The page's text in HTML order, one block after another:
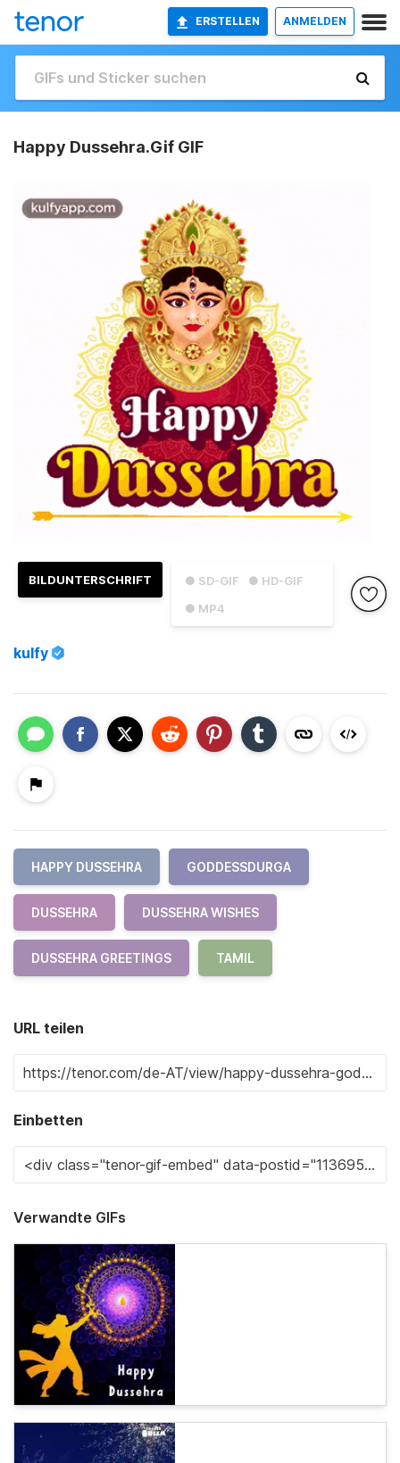
ERSTELLEN ANMELDEN
Happy Dussehra.Gif GIF
● SD-GIF
● HD-GIF
● MP4
BILDUNTERSCHRIFT
kulfy
HAPPY DUSSEHRA GODDESSDURGA
DUSSEHRA DUSSEHRA WISHES
DUSSEHRA GREETINGS TAMIL
URL teilen
Einbetten
Verwandte GIFs